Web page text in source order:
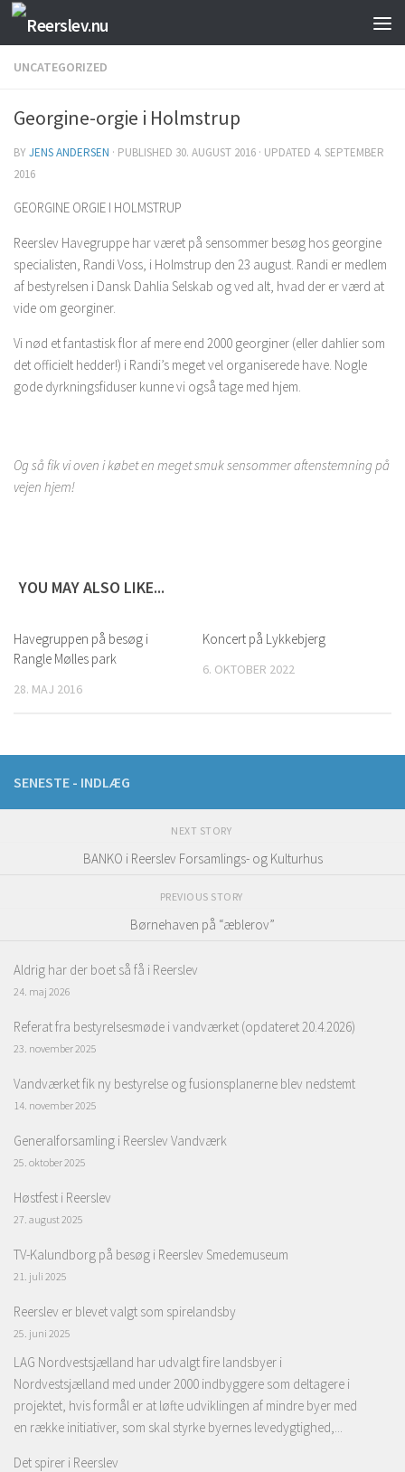
Skip to content
UNCATEGORIZED
Georgine-orgie i Holmstrup
BYJENS ANDERSEN · PUBLISHED 30. AUGUST 2016 · UPDATED 4. SEPTEMBER
2016
GEORGINE ORGIE I HOLMSTRUP
Reerslev Havegruppe har været på sensommer besøg hos georgine
specialisten, Randi Voss, i Holmstrup den 23 august. Randi er medlem
af bestyrelsen i Dansk Dahlia Selskab og ved alt, hvad der er værd at
vide om georginer.
Vi nød et fantastisk flor af mere end 2000 georginer (eller dahlier som
det officielt hedder!) i Randi’s meget vel organiserede have. Nogle
gode dyrkningsfiduser kunne vi også tage med hjem.
Og så fik vi oven i købet en meget smuk sensommer aftenstemning på
vejen hjem!
YOU MAY ALSO LIKE...
Havegruppen på besøg i
Rangle Mølles park
28. MAJ 2016
Koncert på Lykkebjerg
6. OKTOBER 2022
SENESTE - INDLÆG
NEXT STORY
BANKO i Reerslev Forsamlings- og Kulturhus
PREVIOUS STORY
Børnehaven på “æblerov”
Aldrig har der boet så få i Reerslev
24. maj 2026
Referat fra bestyrelsesmøde i vandværket (opdateret 20.4.2026)
23. november 2025
Vandværket fik ny bestyrelse og fusionsplanerne blev nedstemt
14. november 2025
Generalforsamling i Reerslev Vandværk
25. oktober 2025
Høstfest i Reerslev
27. august 2025
TV-Kalundborg på besøg i Reerslev Smedemuseum
21. juli 2025
Reerslev er blevet valgt som spirelandsby
25. juni 2025
LAG Nordvestsjælland har udvalgt fire landsbyer i
Nordvestsjælland med under 2000 indbyggere som deltagere i
projektet, hvis formål er at løfte udviklingen af mindre byer med
en række initiativer, som skal styrke byernes levedygtighed,...
Det spirer i Reerslev